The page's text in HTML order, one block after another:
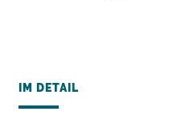
IM DETAIL